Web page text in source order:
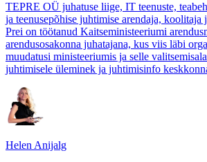
TEPRE OÜ juhatuse liige, IT teenuste,
ja teenusepõhise juhtimise arendaja, koolitaja
Prei on töötanud Kaitseministeeriumi
arendusosakonna juhatajana, kus viis läbi
muudatusi ministeeriumis ja selle
juhtimisele üleminek ja juhtimisinfo
Helen Anijalg